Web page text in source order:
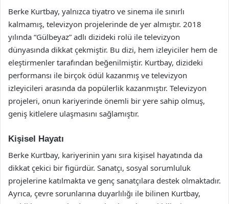
Berke Kurtbay, yalnızca tiyatro ve sinema ile sınırlı
kalmamış, televizyon projelerinde de yer almıştır. 2018
yılında “Gülbeyaz” adlı dizideki rolü ile televizyon
dünyasında dikkat çekmiştir. Bu dizi, hem izleyiciler hem de
eleştirmenler tarafından beğenilmiştir. Kurtbay, dizideki
performansı ile birçok ödül kazanmış ve televizyon
izleyicileri arasında da popülerlik kazanmıştır. Televizyon
projeleri, onun kariyerinde önemli bir yere sahip olmuş,
geniş kitlelere ulaşmasını sağlamıştır.
Kişisel Hayatı
Berke Kurtbay, kariyerinin yanı sıra kişisel hayatında da
dikkat çekici bir figürdür. Sanatçı, sosyal sorumluluk
projelerine katılmakta ve genç sanatçılara destek olmaktadır.
Ayrıca, çevre sorunlarına duyarlılığı ile bilinen Kurtbay,